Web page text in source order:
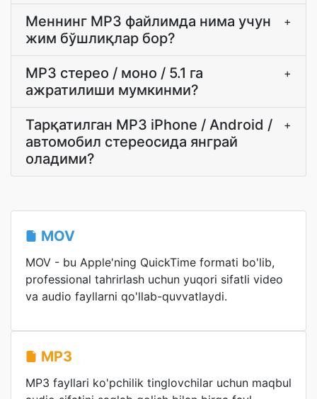
Меннинг MP3 файлимда нима учун
жим бўшлиқлар бор?
+
MP3 стерео / моно / 5.1 га
ажратилиши мумкинми?
+
Тарқатилган MP3 iPhone / Android /
автомобил стереосида янграй
оладими?
+
MOV
MOV - bu Apple'ning QuickTime formati bo'lib,
professional tahrirlash uchun yuqori sifatli video
va audio fayllarni qo'llab-quvvatlaydi.
MP3
MP3 fayllari ko'pchilik tinglovchilar uchun maqbul